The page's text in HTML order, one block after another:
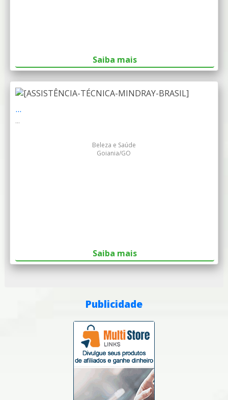
Saiba mais
...
...
Beleza e Saúde
Goiania/GO
Saiba mais
Publicidade